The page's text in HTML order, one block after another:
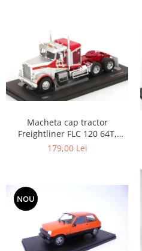
Macheta cap tractor
Freightliner FLC 120 64T,
scara 1:43
179,00 Lei
NOU